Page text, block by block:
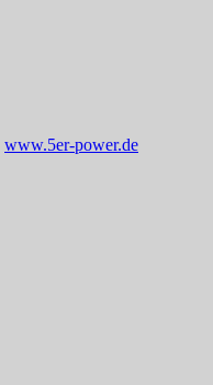
www.5er-power.de